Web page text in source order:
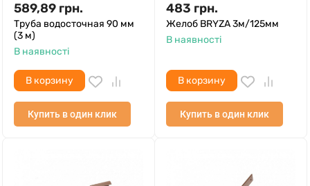
589,89 грн.
Труба водосточная 90 мм
(3 м)
В наявності
В корзину
Купить в один клик
483 грн.
Желоб BRYZA 3м/125мм
В наявності
В корзину
Купить в один клик